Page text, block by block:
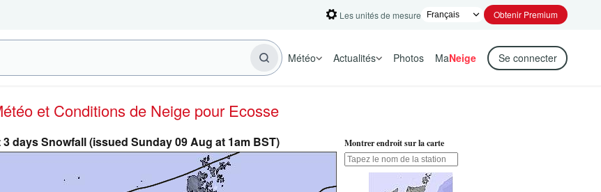
Les unités de mesure Obtenir Premium
Météo Actualités Photos MaNeige Se connecter
et Conditions de Neige pour Ecosse
3 days Snowfall (issued Sunday 09 Aug at 1am BST) Montrer endroit sur la carte